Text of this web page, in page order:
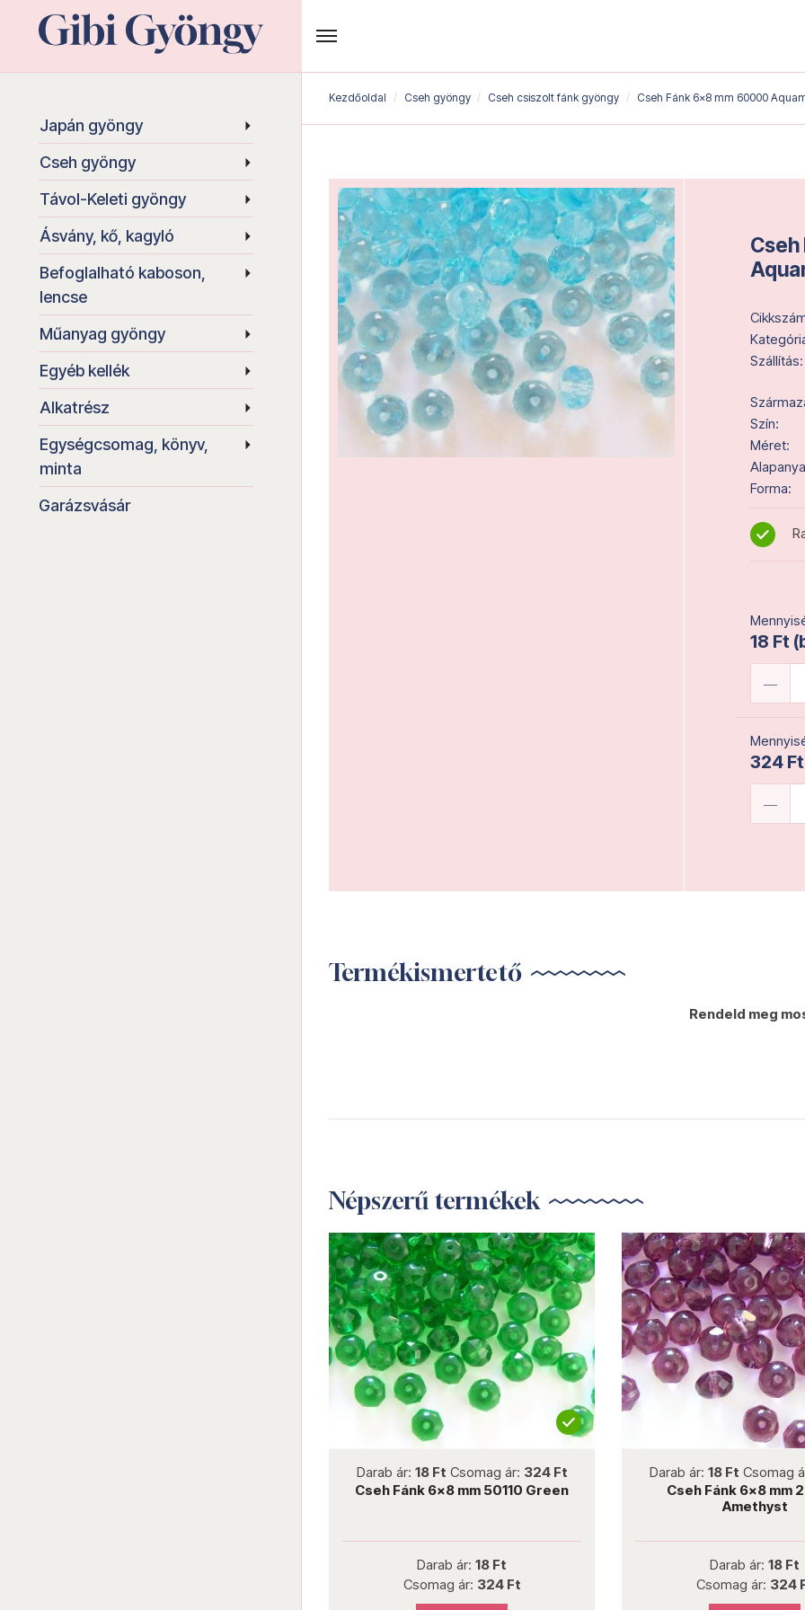
Japán gyöngy
Cseh gyöngy
Távol-Keleti gyöngy
Ásvány, kő, kagyló
Befoglalható kaboson,
lencse
Műanyag gyöngy
Egyéb kellék
Alkatrész
Egységcsomag, könyv,
minta
Garázsvásár
Kezdőoldal Cseh gyöngy Cseh csiszolt fánk gyöngy Cseh Fánk 6x8 mm 60000
Szállítás:
Szín:
Méret:
Forma:
18 Ft
324
Termékismertető
Rendeld meg
Népszerű termékek
Darab ár: 18 Ft Csomag ár: 324 Ft
Cseh Fánk 6x8 mm 50110 Green
Darab ár: 18 Ft
Csomag ár: 324 Ft
Darab ár: 18 Ft Csomag
Cseh Fánk 6x8 mm
Amethyst
Darab ár: 18 Ft
Csomag ár: 324